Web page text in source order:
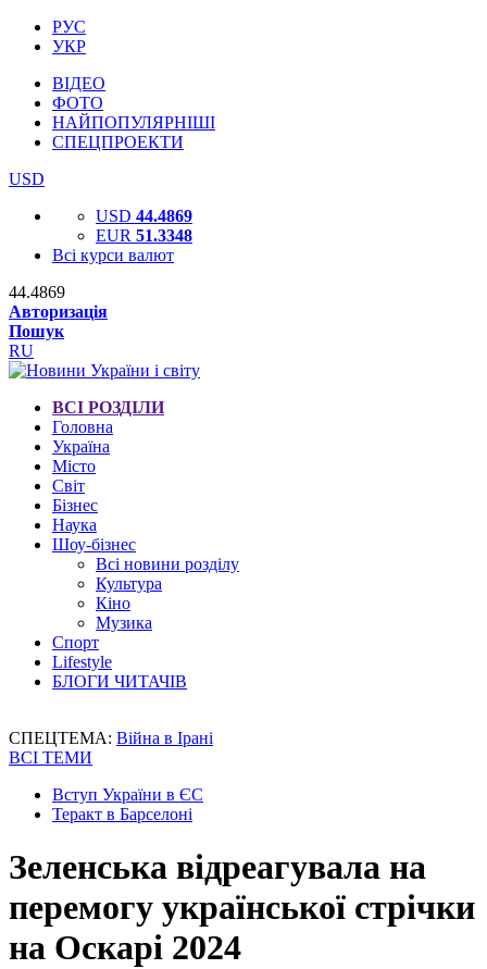
РУС
УКР
ВІДЕО
ФОТО
НАЙПОПУЛЯРНІШІ
СПЕЦПРОЕКТИ
USD
USD 44.4869
EUR 51.3348
Всі курси валют
44.4869
Авторизація
Пошук
RU
ВСІ РОЗДІЛИ
Головна
Україна
Місто
Світ
Бізнес
Наука
Шоу-бізнес
Всі новини розділу
Культура
Кіно
Музика
Спорт
Lifestyle
БЛОГИ ЧИТАЧІВ
СПЕЦТЕМА: Війна в Ірані
ВСІ ТЕМИ
Вступ України в ЄС
Теракт в Барселоні
Зеленська відреагувала на
перемогу української стрічки
на Оскарі 2024